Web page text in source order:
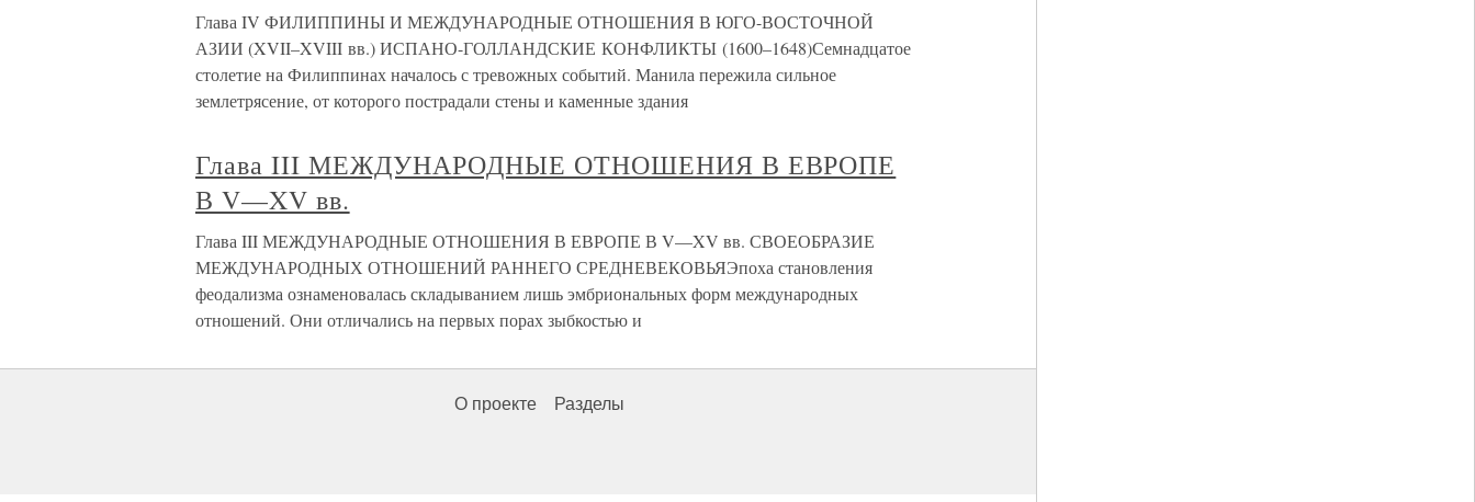
Глава IV ФИЛИППИНЫ И МЕЖДУНАРОДНЫЕ ОТНОШЕНИЯ В ЮГО-ВОСТОЧНОЙ
АЗИИ (XVII–XVIII вв.) ИСПАНО-ГОЛЛАНДСКИЕ КОНФЛИКТЫ (1600–1648)Семнадцатое
столетие на Филиппинах началось с тревожных событий. Манила пережила сильное
землетрясение, от которого пострадали стены и каменные здания
Глава III МЕЖДУНАРОДНЫЕ ОТНОШЕНИЯ В ЕВРОПЕ
В V—XV вв.
Глава III МЕЖДУНАРОДНЫЕ ОТНОШЕНИЯ В ЕВРОПЕ В V—XV вв. СВОЕОБРАЗИЕ
МЕЖДУНАРОДНЫХ ОТНОШЕНИЙ РАННЕГО СРЕДНЕВЕКОВЬЯЭпоха становления
феодализма ознаменовалась складыванием лишь эмбриональных форм международных
отношений. Они отличались на первых порах зыбкостью и
О проекте Разделы